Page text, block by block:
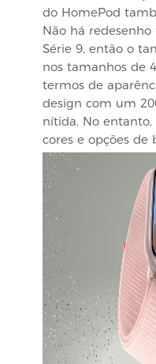
do HomePod
Não há
Série 9, então o
nos tamanhos de
termos de
design com um
nítida. No
cores e opções de